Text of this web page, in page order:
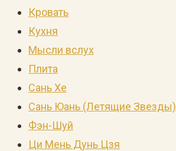
Кровать
Кухня
Мысли вслух
Плита
Сань Хе
Сань Юань (Летящие Звезды)
Фэн-Шуй
Ци Мень Дунь Цзя